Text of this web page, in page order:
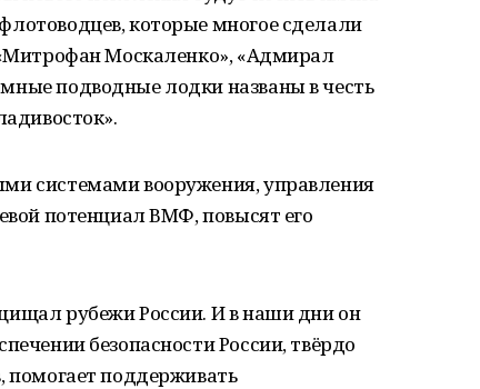
которые многое сделали
Москаленко», «Адмирал
подводные лодки названы в честь
системами вооружения, управления
потенциал ВМФ, повысят его
рубежи России. И в наши дни он
безопасности России, твёрдо
помогает поддерживать